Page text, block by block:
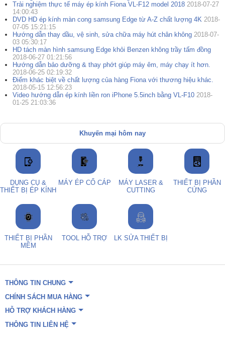
Trải nghiệm thực tế máy ép kính Fiona VL-F12 model 2018 2018-07-27
14:00:43
DVD HD ép kính màn cong samsung Edge từ A-Z chất lượng 4K 2018-
07-05 15:21:15
Hướng dẫn thay dầu, vệ sinh, sửa chữa máy hút chân không 2018-07-
03 05:30:17
HD tách màn hình samsung Edge khỏi Benzen không trầy tấm đồng
2018-06-27 01:21:56
Hướng dẫn bảo dưỡng & thay phớt giúp máy êm, máy chạy ít hơn.
2018-06-25 02:19:32
Điểm khác biệt về chất lượng của hàng Fiona với thương hiệu khác.
2018-05-15 12:56:23
Video hướng dẫn ép kính liền ron iPhone 5.5inch bằng VL-F10 2018-
01-25 21:03:36
Khuyến mại hôm nay
DỤNG CỤ &
THIẾT BỊ ÉP KÍNH
MÁY ÉP CỔ CÁP
MÁY LASER &
CUTTING
THIẾT BỊ PHẦN
CỨNG
THIẾT BỊ PHẦN
MỀM
TOOL HỖ TRỢ LK SỬA THIẾT BỊ
THÔNG TIN CHUNG
CHÍNH SÁCH MUA HÀNG
HỖ TRỢ KHÁCH HÀNG
THÔNG TIN LIÊN HỆ